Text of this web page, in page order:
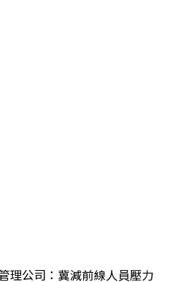
理公司：冀減前線人員壓力